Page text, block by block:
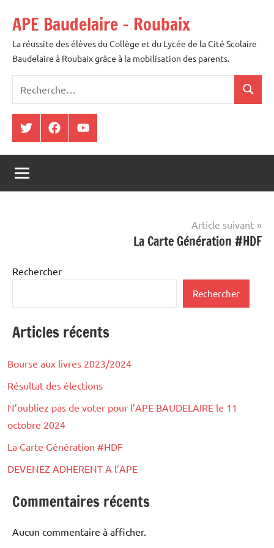
contenu
APE Baudelaire – Roubaix
La réussite des élèves du Collège et du Lycée de la Cité Scolaire
Baudelaire à Roubaix grâce à la mobilisation des parents.
Recherche
pour
:
TwitterFacebookYoutube
l’article
Article suivant
La Carte Génération #HDF
Rechercher
Rechercher
Articles récents
Bourse aux livres 2023/2024
Résultat des élections
N’oubliez pas de voter pour l’APE BAUDELAIRE le 11
octobre 2024
La Carte Génération #HDF
DEVENEZ ADHERENT A l’APE
Commentaires récents
Aucun commentaire à afficher.